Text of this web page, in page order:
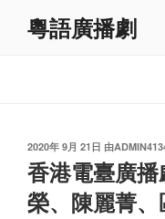
粵語廣播劇
发
布
于
2020年 9月 21日 由
香港電臺廣
榮、陳麗菁、